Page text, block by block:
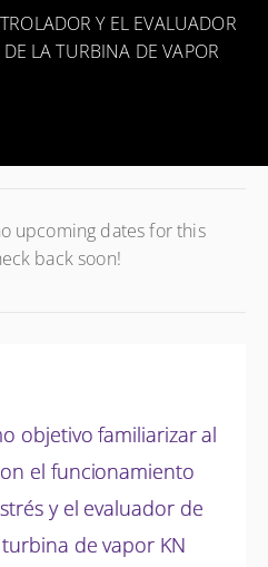
Y EL EVALUADOR
LA TURBINA DE VAPOR
upcoming dates for this
back soon!
objetivo familiarizar al
el funcionamiento
y el evaluador de
de vapor KN